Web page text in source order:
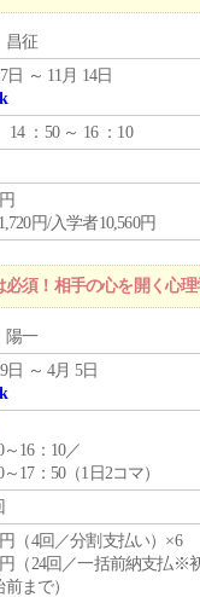
征
日 ～ 11月 14日
14 ：50 ～ 16 ：10
円/入学者10,560円
須！相手の心を開く心理
一
日 ～ 4月 5日
～16：10／
～17：50（1日2コマ）
円（4回／分割支払い）×6
円（24回／一括前納支払※
まで）